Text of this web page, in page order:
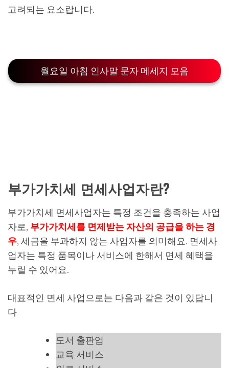
고려되는 요소랍니다.
월요일 아침 인사말 문자 메세지 모음
부가가치세 면세사업자란?
부가가치세 면세사업자는 특정 조건을 충족하는 사업
자로, 부가가치세를 면제받는 자산의 공급을 하는 경
우, 세금을 부과하지 않는 사업자를 의미해요. 면세사
업자는 특정 품목이나 서비스에 한해서 면세 혜택을
누릴 수 있어요.
대표적인 면세 사업으로는 다음과 같은 것이 있답니
다
도서 출판업
교육 서비스